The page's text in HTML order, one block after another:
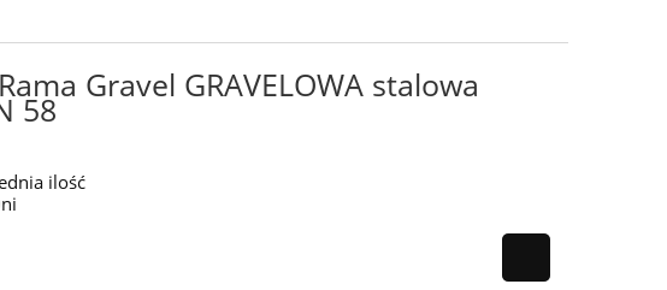
Gravel GRAVELOWA stalowa
58
ilość